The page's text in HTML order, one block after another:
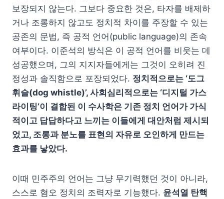
보장되지 않는다. 그보다 중요한 것은, 타자를 배제하
거나 조롱하지 않고도 정치적 차이를 주장할 수 있는
공존의 문법, 즉 공적 언어(public language)의 존속
여부이다. 이준석의 방식은 이 공적 언어를 비웃는 데
성공했으며, 그의 지지자들에게는 그것이 오히려 진
정성과 솔직함으로 포장되었다. 정치적으로는 ‘도그
휘슬(dog whistle)’, 사회심리적으로는 ‘디지털 가스
라이팅’이 결합된 이 수사학은 기존 정치 언어가 가식
적이고 답답하다고 느끼는 이들에게 대안처럼 제시되
었고, 조롱과 분노를 표현의 자유로 오인하게 만드는
효과를 낳았다.
이때 민주주의 언어는 그냥 무기력했던 것이 아니라,
스스로 혐오 정치의 조력자로 기능했다. 윤석열 탄핵